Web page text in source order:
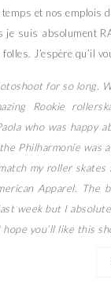
et nos emplois
je suis absolument
J’espère qu’il
for so long.
Rookie
who was
Philharmonie
my roller skates
Apparel. The
week but I
you’ll like this